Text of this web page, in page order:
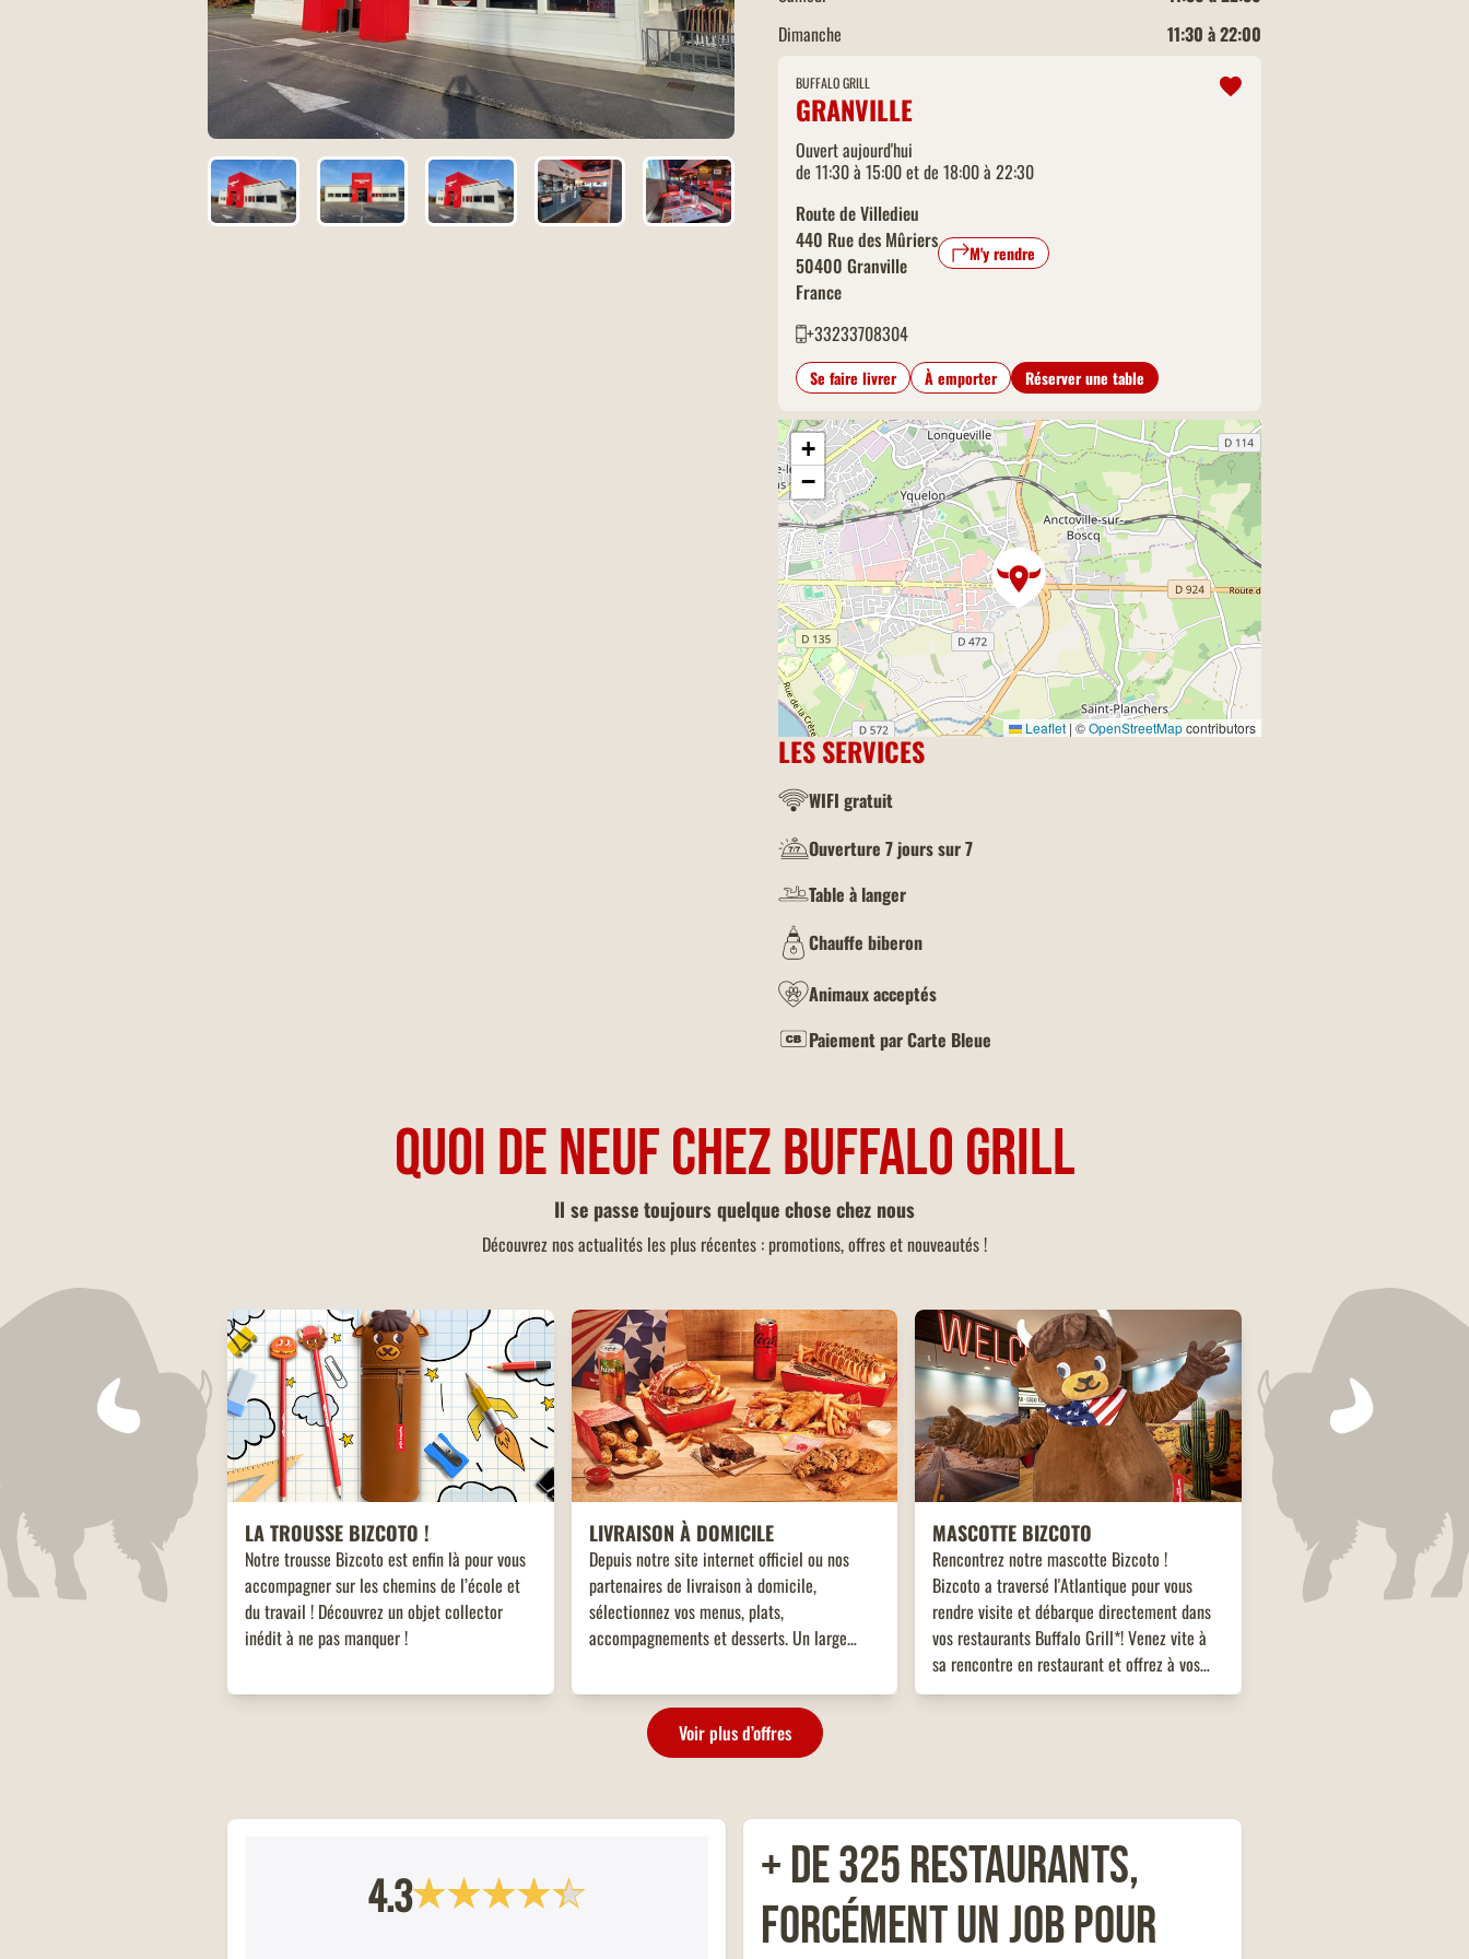
Dimanche
11:30 à 22:00
BUFFALO GRILL
GRANVILLE
Ouvert aujourd'hui
de 11:30 à 15:00 et de 18:00 à 22:30
Route de Villedieu
440 Rue des Mûriers
50400 Granville
France
M'y rendre
+33233708304
Se faire livrer À emporter Réserver une table
+
−
Leaflet|©OpenStreetMapcontributors
LES SERVICES
WIFI gratuit
Ouverture 7 jours sur 7
Table à langer
Chauffe biberon
Animaux acceptés
Paiement par Carte Bleue
QUOI DE NEUF CHEZ BUFFALO GRILL
Il se passe toujours quelque chose chez nous
Découvrez nos actualités les plus récentes : promotions, offres et nouveautés !
LA TROUSSE BIZCOTO !
Notre trousse Bizcoto est enfin là pour vous
accompagner sur les chemins de l’école et
du travail ! Découvrez un objet collector
inédit à ne pas manquer !
LIVRAISON À DOMICILE
Depuis notre site internet officiel ou nos
partenaires de livraison à domicile,
sélectionnez vos menus, plats,
accompagnements et desserts. Un large
les envies !
MASCOTTE BIZCOTO
Rencontrez notre mascotte Bizcoto !
Bizcoto a traversé l'Atlantique pour vous
rendre visite et débarque directement dans
vos restaurants Buffalo Grill*! Venez vite à
sa rencontre en restaurant et offrez à vos
enfants une expérience unique et mémorable
PROGRAMME DE FIDÉLITÉ COMMANDEZ À EMPORTER
Voir plus d’offres
4.3
+ de 325 restaurants,
forcément un job pour